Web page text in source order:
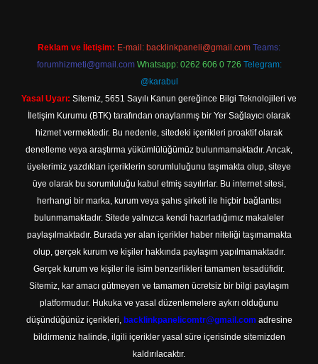
Reklam ve İletişim: E-mail: backlinkpaneli@gmail.com Teams:
forumhizmeti@gmail.com Whatsapp: 0262 606 0 726 Telegram:
@karabul
Yasal Uyarı: Sitemiz, 5651 Sayılı Kanun gereğince Bilgi Teknolojileri ve
İletişim Kurumu (BTK) tarafından onaylanmış bir Yer Sağlayıcı olarak
hizmet vermektedir. Bu nedenle, sitedeki içerikleri proaktif olarak
denetleme veya araştırma yükümlülüğümüz bulunmamaktadır. Ancak,
üyelerimiz yazdıkları içeriklerin sorumluluğunu taşımakta olup, siteye
üye olarak bu sorumluluğu kabul etmiş sayılırlar. Bu internet sitesi,
herhangi bir marka, kurum veya şahıs şirketi ile hiçbir bağlantısı
bulunmamaktadır. Sitede yalnızca kendi hazırladığımız makaleler
paylaşılmaktadır. Burada yer alan içerikler haber niteliği taşımamakta
olup, gerçek kurum ve kişiler hakkında paylaşım yapılmamaktadır.
Gerçek kurum ve kişiler ile isim benzerlikleri tamamen tesadüfidir.
Sitemiz, kar amacı gütmeyen ve tamamen ücretsiz bir bilgi paylaşım
platformudur. Hukuka ve yasal düzenlemelere aykırı olduğunu
düşündüğünüz içerikleri, backlinkpanelicomtr@gmail.com adresine
bildirmeniz halinde, ilgili içerikler yasal süre içerisinde sitemizden
kaldırılacaktır.